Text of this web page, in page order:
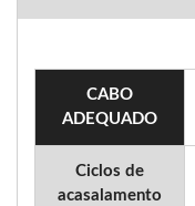
CABO
ADEQUADO
Ciclos de
acasalamento